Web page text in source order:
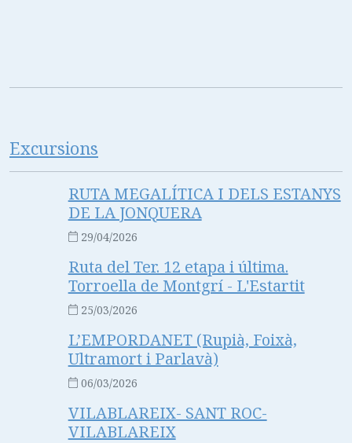
Excursions
RUTA MEGALÍTICA I DELS ESTANYS
DE LA JONQUERA
29/04/2026
Ruta del Ter. 12 etapa i última.
Torroella de Montgrí - L'Estartit
25/03/2026
L’EMPORDANET (Rupià, Foixà,
Ultramort i Parlavà)
06/03/2026
VILABLAREIX- SANT ROC-
VILABLAREIX